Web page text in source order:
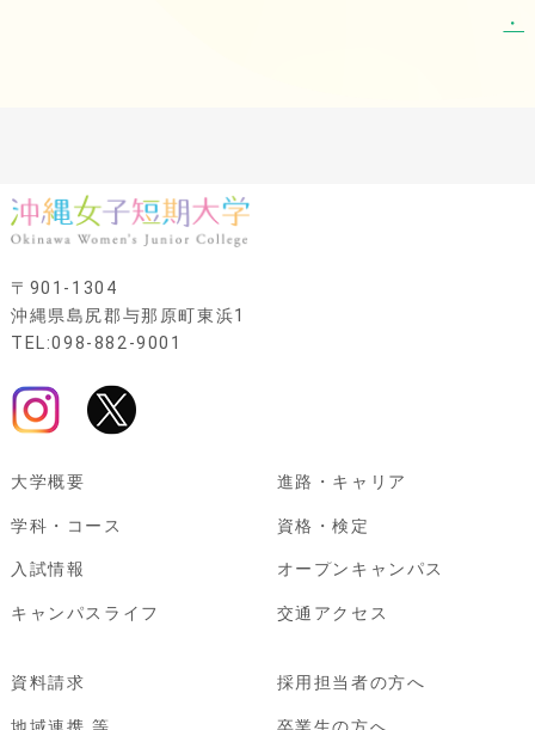
・
〒901-1304
沖縄県島尻郡与那原町東浜1
TEL:098-882-9001
大学概要
学科・コース
入試情報
キャンパスライフ
進路・キャリア
資格・検定
オープンキャンパス
交通アクセス
資料請求 採用担当者の方へ